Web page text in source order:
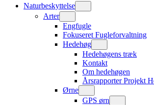
Naturbeskyttelse
Arter
Engfugle
Fokuseret Fugleforvaltning
Hedehøg
Hedehøgens træk
Kontakt
Om hedehøgen
Årsrapporter Projekt
Ørne
GPS ørn